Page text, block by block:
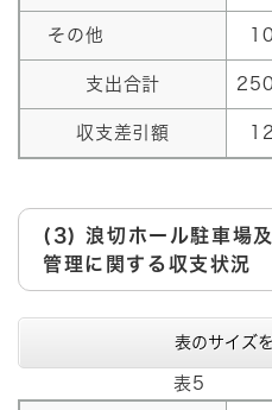
その他
支出合計
収支差引額
(3) 浪切ホール駐車場
管理に関する収支状況
表のサイズ
表5